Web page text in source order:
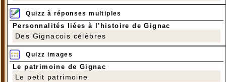
Quizz à réponses multiples
Personnalités liées à l'histoire de Gignac
Des Gignacois célèbres
Quizz images
Le patrimoine de Gignac
Le petit patrimoine